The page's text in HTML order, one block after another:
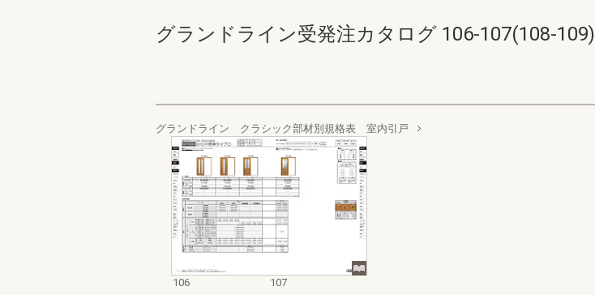
グランドライン受発注カタログ 106-107(108-109)
グランドライン クラシック部材別規格表 室内引戸
106 107